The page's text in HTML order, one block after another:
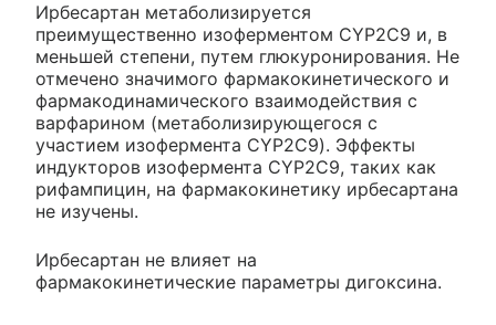
Ирбесартан метаболизируется
преимущественно изоферментом CYP2C9 и, в
меньшей степени, путем глюкуронирования. Не
отмечено значимого фармакокинетического и
фармакодинамического взаимодействия с
варфарином (метаболизирующегося с
участием изофермента CYP2C9). Эффекты
индукторов изофермента CYP2C9, таких как
рифампицин, на фармакокинетику ирбесартана
не изучены.
Ирбесартан не влияет на
фармакокинетические параметры дигоксина.